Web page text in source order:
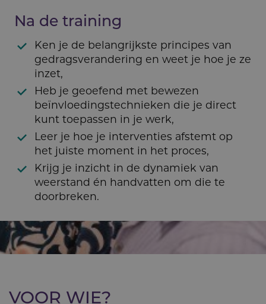
Na de training
Ken je de belangrijkste principes van
gedragsverandering en weet je hoe je ze
inzet,
Heb je geoefend met bewezen
beïnvloedingstechnieken die je direct
kunt toepassen in je werk,
Leer je hoe je interventies afstemt op
het juiste moment in het proces,
Krijg je inzicht in de dynamiek van
weerstand én handvatten om die te
doorbreken.
VOOR WIE?